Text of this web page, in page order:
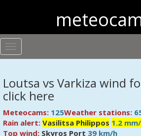
Loutsa vs Varkiza wind
click here
Meteocams: 125Weather stations:
Rain alert: Vasilitsa Philippos 1.2
Top wind: Skyros Port 39 km/h